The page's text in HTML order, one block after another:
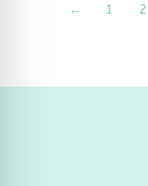
← 1 2